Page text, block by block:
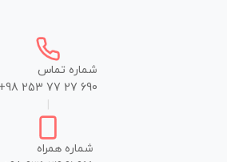
شماره تماس
+98 253 77 27 690
شماره همراه